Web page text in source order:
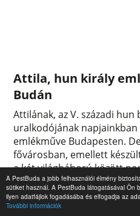
A PestBuda a jobb felhasználói élmény
sütiket használ. A PestBuda látogatásával Ön
ilyen adatfájlok fogadásába és elfogadja az
További információk
Attila, hun király
Budán
Attilának, az V. századi
uralkodójának
emlékműve Budapesten.
fővárosban, emellett
a két világháború között
állítani neki. A Nemzeti
kiállításon több, Budapest
emlék is szerepelt a hun